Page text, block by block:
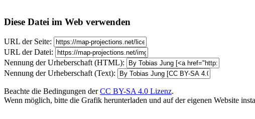
Diese Datei im Web verwenden
URL der Seite:
URL der Datei:
Nennung der Urheberschaft (HTML):
Nennung der Urheberschaft (Text):
Beachte die Bedingungen derCC BY-SA 4.0 Lizenz.
Wenn möglich, bitte die Grafik herunterladen und auf der eigenen Website